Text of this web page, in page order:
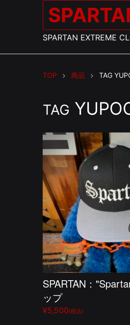
SPARTAN EXTREME
TOP 商品 TAG
TAG
SPARTAN：
ップ
¥5,500(税込)